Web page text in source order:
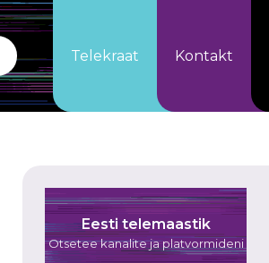
Telekraat Kontakt
Eesti telemaastik
Otsetee kanalite ja platvormideni